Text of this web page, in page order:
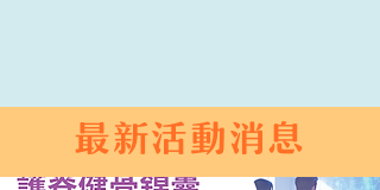
最新活動消息